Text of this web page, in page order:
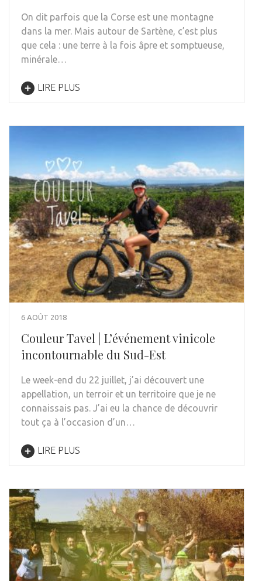
On dit parfois que la Corse est une montagne
dans la mer. Mais autour de Sartène, c’est plus
que cela : une terre à la fois âpre et somptueuse,
minérale…
LIRE PLUS
6 AOÛT 2018
Couleur Tavel | L’événement vinicole
incontournable du Sud-Est
Le week-end du 22 juillet, j’ai découvert une
appellation, un terroir et un territoire que je ne
connaissais pas. J’ai eu la chance de découvrir
tout ça à l’occasion d’un…
LIRE PLUS